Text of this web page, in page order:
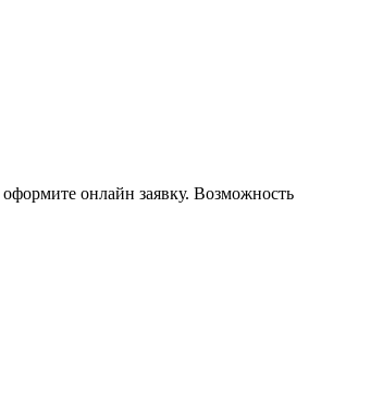
онлайн заявку. Возможность